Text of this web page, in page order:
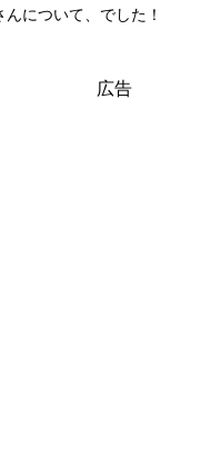
について、でした！
広告